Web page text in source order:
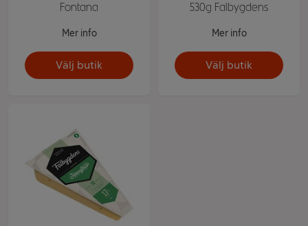
Fontana
Mer info
Välj butik
530g Falbygdens
Mer info
Välj butik